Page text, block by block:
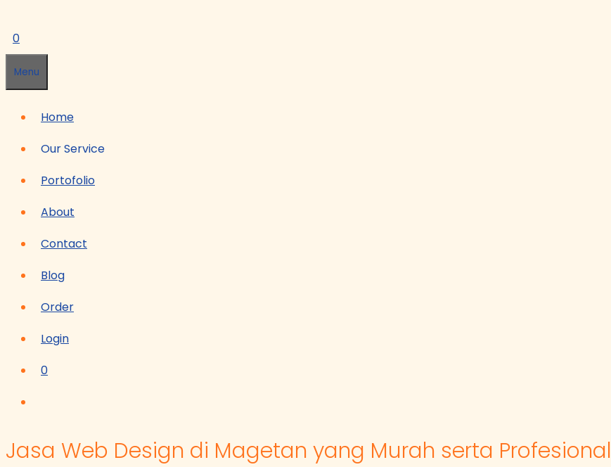
0
Menu
Home
Our Service
Portofolio
About
Contact
Blog
Order
Login
0
Jasa Web Design di Magetan yang Murah serta Profesional